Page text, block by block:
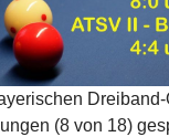
(8 von 18)